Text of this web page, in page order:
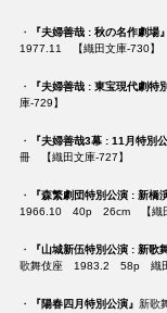
・ 『夫婦善哉 : 秋の名作劇場』
1977.11 【織田文庫-730】
・ 『夫婦善哉 : 東宝現代劇特
庫-729】
・ 『夫婦善哉3幕 : 11月特別公
冊 【織田文庫-727】
・ 『森繁劇団特別公演 : 新橋
1966.10 40p 26cm 【織田
・ 『山城新伍特別公演 : 新歌
歌舞伎座 1983.2 58p 織田
・ 『陽春四月特別公演』 新歌